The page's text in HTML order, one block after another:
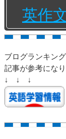
英作
ブログランキン
記事が参考にな
↓ ↓ ↓